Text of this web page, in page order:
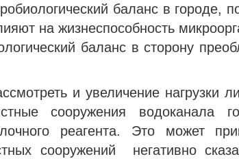
баланс в городе,
на жизнеспособность
баланс в сторону
и увеличение нагрузки
сооружения водоканала
реагента. Это может
сооружений негативно